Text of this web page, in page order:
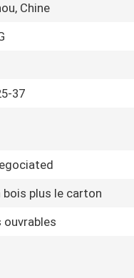
Chine
37
bois plus le carton
ouvrables